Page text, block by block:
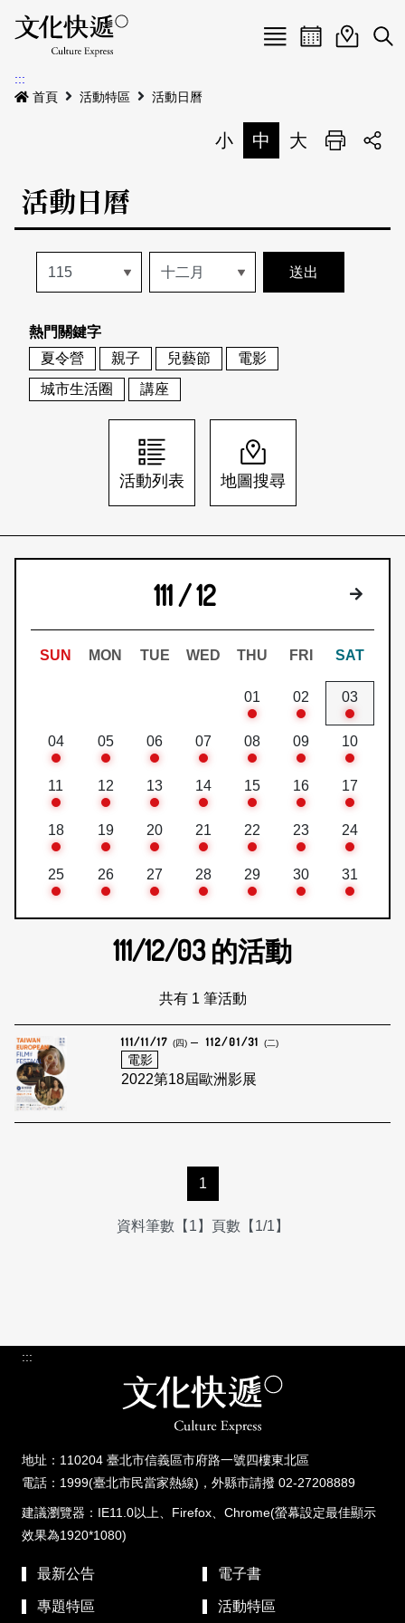
Menu
最新公告
本期專題
歷史專題
活動特區
活動列表
地圖搜尋
關於我們
關於我們
刊物索取地點
會員基本資料
刊登活動
網站導覽 English
日本語 登入/註冊
活動日曆活動地圖
展
:::
首頁
活動特區 活動日曆
小 中 大 列印
活動日曆
熱門關鍵字
夏令營
親子 兒藝節
電影
城市生活圈
講座
活動列表 地圖搜尋
111 / 12 下個月
SUN MON TUE WED THU FRI SAT
01 02 03
04 05 06 07 08 09 10
11 12 13 14 15 16 17
18 19 20 21 22 23 24
25 26 27 28 29 30 31
111/12/03的活動
共有 1 筆活動
111/11/17 (四) 112/01/31 (二)
電影
2022第18屆歐洲影展
1
資料筆數【1】頁數【1/1】
:::
地址：110204 臺北市信義區市府路一號四樓東北區
電話：1999(臺北市民當家熱線)，外縣市請撥 02-27208889
建議瀏覽器：IE11.0以上、Firefox、Chrome(螢幕設定最佳顯示
效果為1920*1080)
最新公告 電子書
專題特區 活動特區